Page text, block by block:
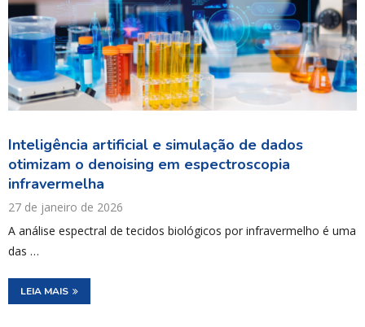
Inteligência artificial e simulação de dados
otimizam o denoising em espectroscopia
infravermelha
27 de janeiro de 2026
A análise espectral de tecidos biológicos por infravermelho é uma
das …
LEIA MAIS